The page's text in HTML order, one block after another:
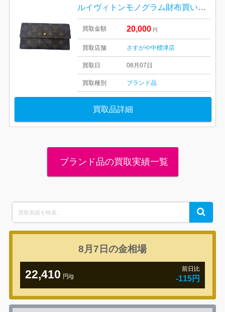
ルイヴィトンモノグラム財布買い取りました！ さすがや中標津店
買取金額 20,000 円
買取店舗 さすがや中標津店
買取日 08月07日
買取種別 ブランド品
買取品詳細
ブランド品の買取実績一覧
for:
Search
8月7日の金相場
22,410 円/g
前日比
-115円